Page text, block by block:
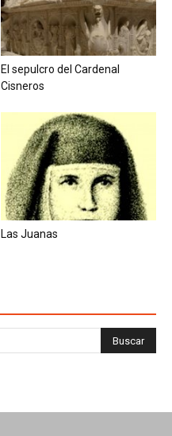
El sepulcro del Cardenal
Cisneros
Las Juanas